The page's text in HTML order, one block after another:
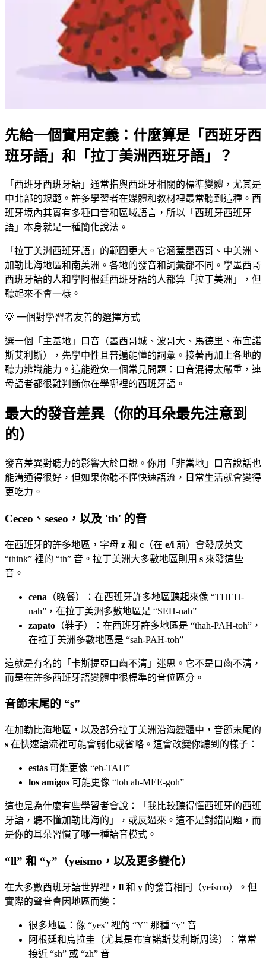
先給一個實用定義：什麼算是「西班牙西
班牙語」和「拉丁美洲西班牙語」？
「西班牙西班牙語」通常指與西班牙相關的標準變體，尤其是
中北部的規範。許多學習者在媒體和教材裡最常聽到這種。西
班牙境內其實有多種口音和區域語言，所以「西班牙西班牙
語」本身就是一種簡化說法。
「拉丁美洲西班牙語」的範圍更大。它涵蓋墨西哥、中美洲、
加勒比海地區和南美洲。各地的發音和詞彙都不同。學墨西哥
西班牙語的人和學阿根廷西班牙語的人都算「拉丁美洲」，但
聽起來不會一樣。
💡 一個對學習者友善的選擇方式
選一個「主基地」口音（墨西哥城、波哥大、馬德里、布宜諾
斯艾利斯），先學中性且普遍能懂的詞彙。接著再加上各地的
聽力辨識能力。這能避免一個常見問題：口音混得太嚴重，連
母語者都很難判斷你在學哪裡的西班牙語。
最大的發音差異（你的耳朵最先注意到
的）
發音差異對聽力的影響大於口說。你用「非當地」口音說話也
能溝通得很好，但如果你聽不懂快速語流，日常生活就會變得
更吃力。
Ceceo、seseo，以及 'th' 的音
在西班牙的許多地區，字母 z 和 c （在 e/i 前）會發成英文
“think” 裡的 “th” 音。拉丁美洲大多數地區則用 s 來發這些
音。
cena （晚餐）：在西班牙許多地區聽起來像 “THEH-
nah”，在拉丁美洲多數地區是 “SEH-nah”
zapato （鞋子）：在西班牙許多地區是 “thah-PAH-toh”，
在拉丁美洲多數地區是 “sah-PAH-toh”
這就是有名的「卡斯提亞口齒不清」迷思。它不是口齒不清，
而是在許多西班牙語變體中很標準的音位區分。
音節末尾的 “s”
在加勒比海地區，以及部分拉丁美洲沿海變體中，音節末尾的
s 在快速語流裡可能會弱化或省略。這會改變你聽到的樣子：
estás 可能更像 “eh-TAH”
los amigos 可能更像 “loh ah-MEE-goh”
這也是為什麼有些學習者會說：「我比較聽得懂西班牙的西班
牙語，聽不懂加勒比海的」，或反過來。這不是對錯問題，而
是你的耳朵習慣了哪一種語音模式。
“ll” 和 “y”（yeísmo，以及更多變化）
在大多數西班牙語世界裡， ll 和 y 的發音相同（yeísmo）。但
實際的聲音會因地區而變：
很多地區：像 “yes” 裡的 “Y” 那種 “y” 音
阿根廷和烏拉圭（尤其是布宜諾斯艾利斯周邊）：常常
接近 “sh” 或 “zh” 音